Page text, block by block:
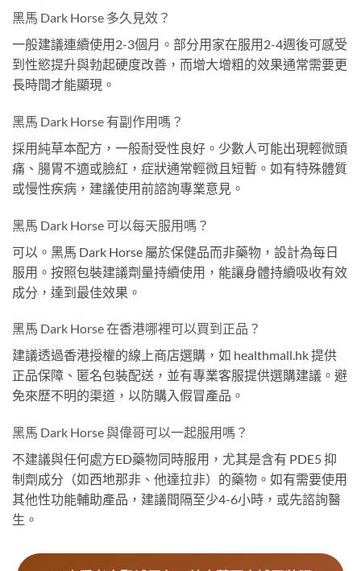
黑馬 Dark Horse 多久見效？
一般建議連續使用2-3個月。部分用家在服用2-4週後可感受
到性慾提升與勃起硬度改善，而增大增粗的效果通常需要更
長時間才能顯現。
黑馬 Dark Horse 有副作用嗎？
採用純草本配方，一般耐受性良好。少數人可能出現輕微頭
痛、腸胃不適或臉紅，症狀通常輕微且短暫。如有特殊體質
或慢性疾病，建議使用前諮詢專業意見。
黑馬 Dark Horse 可以每天服用嗎？
可以。黑馬 Dark Horse 屬於保健品而非藥物，設計為每日
服用。按照包裝建議劑量持續使用，能讓身體持續吸收有效
成分，達到最佳效果。
黑馬 Dark Horse 在香港哪裡可以買到正品？
建議透過香港授權的線上商店選購，如 healthmall.hk 提供
正品保障、匿名包裝配送，並有專業客服提供選購建議。避
免來歷不明的渠道，以防購入假冒產品。
黑馬 Dark Horse 與偉哥可以一起服用嗎？
不建議與任何處方ED藥物同時服用，尤其是含有 PDE5 抑
制劑成分（如西地那非、他達拉非）的藥物。如有需要使用
其他性功能輔助產品，建議間隔至少4-6小時，或先諮詢醫
生。